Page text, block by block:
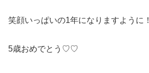
笑顔いっぱいの1年になりますように！
5歳おめでとう♡♡